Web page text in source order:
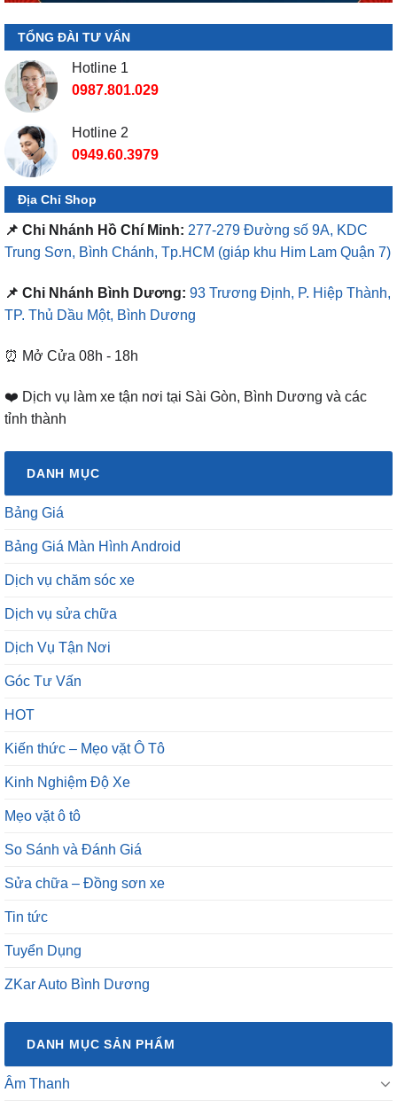
TỔNG ĐÀI TƯ VẤN
Hotline 1
0987.801.029
Hotline 2
0949.60.3979
Địa Chỉ Shop
📌 Chi Nhánh Hồ Chí Minh: 277-279 Đường số 9A, KDC
Trung Sơn, Bình Chánh, Tp.HCM (giáp khu Him Lam Quận 7)
📌 Chi Nhánh Bình Dương: 93 Trương Định, P. Hiệp Thành,
TP. Thủ Dầu Một, Bình Dương
⏰ Mở Cửa 08h - 18h
❤️ Dịch vụ làm xe tận nơi tại Sài Gòn, Bình Dương và các
tỉnh thành
DANH MỤC
Bảng Giá
Bảng Giá Màn Hình Android
Dịch vụ chăm sóc xe
Dịch vụ sửa chữa
Dịch Vụ Tận Nơi
Góc Tư Vấn
HOT
Kiến thức – Mẹo vặt Ô Tô
Kinh Nghiệm Độ Xe
Mẹo vặt ô tô
So Sánh và Đánh Giá
Sửa chữa – Đồng sơn xe
Tin tức
Tuyển Dụng
ZKar Auto Bình Dương
DANH MỤC SẢN PHẨM
Âm Thanh